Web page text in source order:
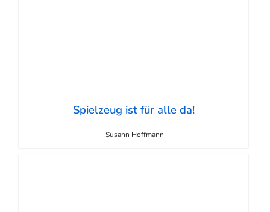
Spielzeug ist für alle da!
Susann Hoffmann